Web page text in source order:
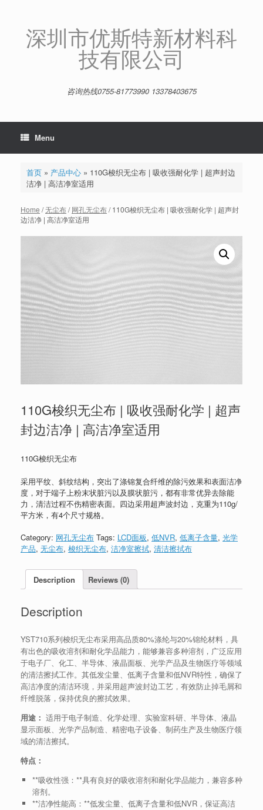
深圳市优斯特新材料科
技有限公司
咨询热线0755-81773990 13378403675
Menu
首页» 产品中心» 110G梭织无尘布 | 吸收强耐化学 | 超声封边
洁净 | 高洁净室适用
Home /无尘布/网孔无尘布/ 110G梭织无尘布 | 吸收强耐化学 | 超声封
边洁净 | 高洁净室适用
110G梭织无尘布 | 吸收强耐化学 | 超声
封边洁净 | 高洁净室适用
110G梭织无尘布
采用平纹、斜纹结构，突出了涤锦复合纤维的除污效果和表面洁净
度，对于端子上粉末状脏污以及膜状脏污，都有非常优异去除能
力，清洁过程不伤精密表面。四边采用超声波封边，克重为110g/
平方米，有4个尺寸规格。
Category: 网孔无尘布 Tags: LCD面板, 低NVR, 低离子含量, 光学
产品, 无尘布, 梭织无尘布, 洁净室擦拭, 清洁擦拭布
Description Reviews (0)
Description
YST710系列梭织无尘布采用高品质80%涤纶与20%锦纶材料，具
有出色的吸收溶剂和耐化学品能力，能够兼容多种溶剂，广泛应用
于电子厂、化工、半导体、液晶面板、光学产品及生物医疗等领域
的清洁擦拭工作。其低发尘量、低离子含量和低NVR特性，确保了
高洁净度的清洁环境，并采用超声波封边工艺，有效防止掉毛屑和
纤维脱落，保持优良的擦拭效果。
用途： 适用于电子制造、化学处理、实验室科研、半导体、液晶
显示面板、光学产品制造、精密电子设备、制药生产及生物医疗领
域的清洁擦拭。
特点：
**吸收性强：**具有良好的吸收溶剂和耐化学品能力，兼容多种
溶剂。
**洁净性能高：**低发尘量、低离子含量和低NVR，保证高洁